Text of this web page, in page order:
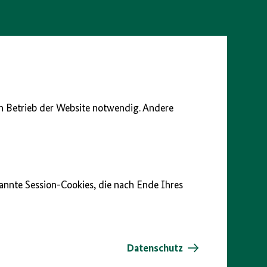
Betrieb der Website notwendig. Andere
Session-Cookies, die nach Ende Ihres
Datenschutz